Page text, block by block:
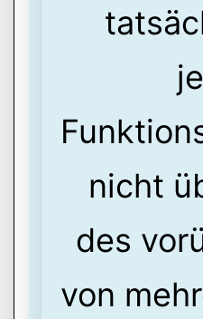
nicht
des
von